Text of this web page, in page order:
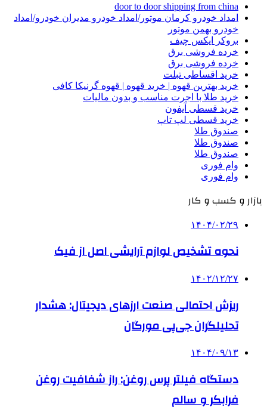
door to door shipping from china
امداد خودرو کرمان موتور/امداد خودرو مدیران خودرو/امداد
خودرو بهمن موتور
بروکر ایکس چیف
خرده فروشی برق
خرده فروشی برق
خرید اقساطی تبلت
خرید بهترین قهوه | خرید قهوه | قهوه گرنیکا کافی
خرید طلا با اجرت مناسب و بدون مالیات
خرید قسطی آیفون
خرید قسطی لپ تاپ
صندوق طلا
صندوق طلا
صندوق طلا
وام فوری
وام فوری
بازار و کسب و کار
۱۴۰۴/۰۲/۲۹
نحوه تشخیص لوازم آرایشی اصل از فیک
۱۴۰۲/۱۲/۲۷
ریزش احتمالی صنعت ارزهای دیجیتال: هشدار
تحلیلگران جی‌پی مورگان
۱۴۰۴/۰۹/۱۳
دستگاه فیلتر پرس روغن: راز شفافیت روغن
فرابکر و سالم